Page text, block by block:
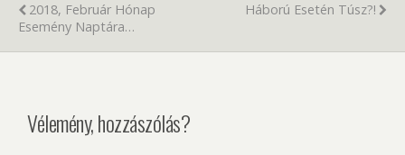
2018, Február Hónap
Esemény Naptára…
Háború Esetén Túsz?!
Vélemény, hozzászólás?